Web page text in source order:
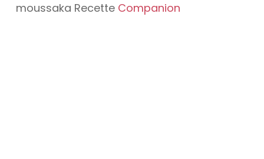
moussaka Recette Companion